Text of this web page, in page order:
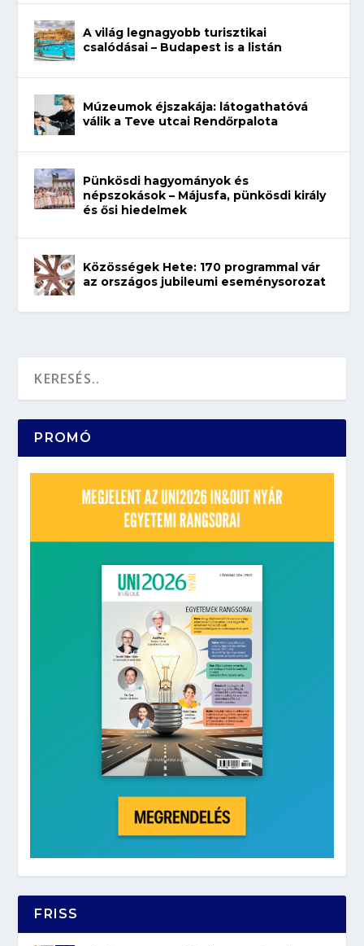
A világ legnagyobb turisztikai
csalódásai – Budapest is a listán
Múzeumok éjszakája: látogathatóvá
válik a Teve utcai Rendőrpalota
Pünkösdi hagyományok és
népszokások – Májusfa, pünkösdi király
és ősi hiedelmek
Közösségek Hete: 170 programmal vár
az országos jubileumi eseménysorozat
PROMÓ
FRISS